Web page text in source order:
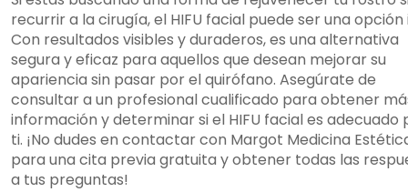
recurrir a la cirugía, el HIFU facial puede ser una opción
Con resultados visibles y duraderos, es una alternativa
segura y eficaz para aquellos que desean mejorar su
apariencia sin pasar por el quirófano. Asegúrate de
consultar a un profesional cualificado para obtener
información y determinar si el HIFU facial es adecuado
ti. ¡No dudes en contactar con Margot Medicina
para una cita previa gratuita y obtener todas las
a tus preguntas!